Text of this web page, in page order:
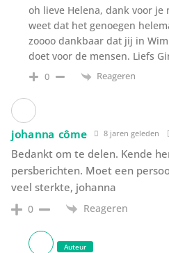
oh lieve Helena, dank voor
weet dat het genoegen
zoooo dankbaar dat jij in
doet voor de mensen. Liefs
0 Reageren
johanna côme 8 jaren geleden
Bedankt om te delen. Kende
persberichten. Moet een
veel sterkte, johanna
0 Reageren
Auteur